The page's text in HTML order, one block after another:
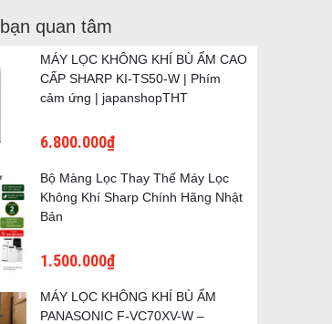
quan tâm
MÁY LỌC KHÔNG KHÍ BÙ ẨM CAO
CẤP SHARP KI-TS50-W | Phím
cảm ứng | japanshopTHT
6.800.000₫
Bộ Màng Lọc Thay Thế Máy Lọc
Không Khí Sharp Chính Hãng Nhật
Bản
1.500.000₫
MÁY LỌC KHÔNG KHÍ BÙ ẨM
PANASONIC F-VC70XV-W –